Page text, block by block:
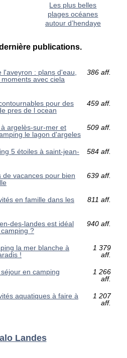
Les plus belles
plages océanes
autour d’hendaye
publications.
l'aveyron : plans d'eau,
avec ciela
386 aff.
pour des
pres de l ocean
459 aff.
argelès-sur-mer et
le lagon d'argeles
509 aff.
5 étoiles à saint-jean-
584 aff.
de vacances pour bien
639 aff.
en famille dans les
811 aff.
des-landes est idéal
?
940 aff.
la mer blanche à
!
1 379
aff.
en camping
1 266
aff.
aquatiques à faire à
1 207
aff.
Landes